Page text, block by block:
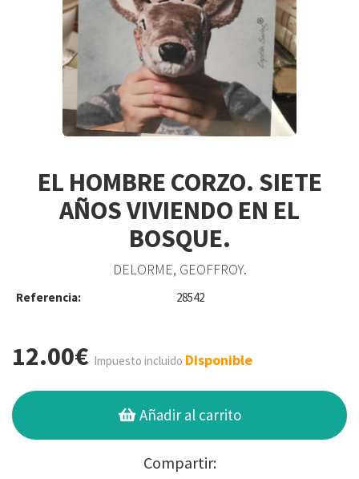
EL HOMBRE CORZO. SIETE
AÑOS VIVIENDO EN EL
BOSQUE.
DELORME, GEOFFROY.
Referencia: 28542
12.00€ Impuesto incluido Disponible
Añadir al carrito
Compartir: